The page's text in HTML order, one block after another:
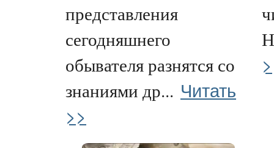
представления
сегодняшнего
обывателя разнятся со
знаниями др... Читать
>>